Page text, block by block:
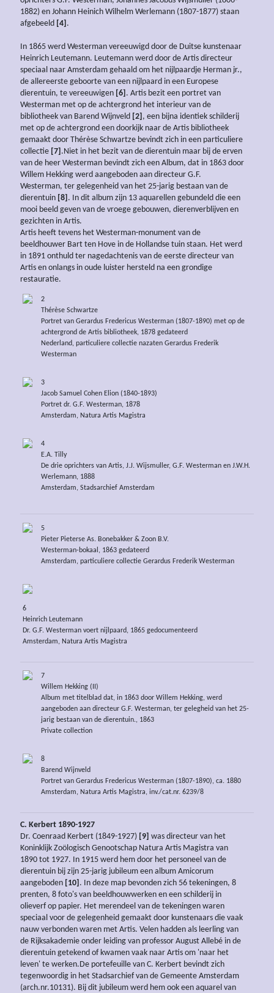
1882) en Johann Heinich Wilhelm Werlemann (1807-1877) staan
afgebeeld [4] .
In 1865 werd Westerman vereeuwigd door de Duitse kunstenaar
Heinrich Leutemann. Leutemann werd door de Artis directeur
speciaal naar Amsterdam gehaald om het nijlpaardje Herman jr.,
de allereerste geboorte van een nijlpaard in een Europese
dierentuin, te vereeuwigen [6] . Artis bezit een portret van
Westerman met op de achtergrond het interieur van de
bibliotheek van Barend Wijnveld [2] , een bijna identiek schilderij
met op de achtergrond een doorkijk naar de Artis bibliotheek
gemaakt door Thérèse Schwartze bevindt zich in een particuliere
collectie [7] .Niet in het bezit van de dierentuin maar bij de erven
van de heer Westerman bevindt zich een Album, dat in 1863 door
Willem Hekking werd aangeboden aan directeur G.F.
Westerman, ter gelegenheid van het 25-jarig bestaan van de
dierentuin [8] . In dit album zijn 13 aquarellen gebundeld die een
mooi beeld geven van de vroege gebouwen, dierenverblijven en
gezichten in Artis.
Artis heeft tevens het Westerman-monument van de
beeldhouwer Bart ten Hove in de Hollandse tuin staan. Het werd
in 1891 onthuld ter nagedachtenis van de eerste directeur van
Artis en onlangs in oude luister hersteld na een grondige
restauratie.
2
Thérèse Schwartze
Portret van Gerardus Fredericus Westerman (1807-1890) met op de
achtergrond de Artis bibliotheek, 1878 gedateerd
Nederland, particuliere collectie nazaten Gerardus Frederik
Westerman
3
Jacob Samuel Cohen Elion (1840-1893)
Portret dr. G.F. Westerman, 1878
Amsterdam, Natura Artis Magistra
4
E.A. Tilly
De drie oprichters van Artis, J.J. Wijsmuller, G.F. Westerman en J.W.H.
Werlemann, 1888
Amsterdam, Stadsarchief Amsterdam
5
Pieter Pieterse As. Bonebakker & Zoon B.V.
Westerman-bokaal, 1863 gedateerd
Amsterdam, particuliere collectie Gerardus Frederik Westerman
6
Heinrich Leutemann
Dr. G.F. Westerman voert nijlpaard, 1865 gedocumenteerd
Amsterdam, Natura Artis Magistra
7
Willem Hekking (II)
Album met titelblad dat, in 1863 door Willem Hekking, werd
aangeboden aan directeur G.F. Westerman, ter gelegheid van het 25-
jarig bestaan van de dierentuin., 1863
Private collection
8
Barend Wijnveld
Portret van Gerardus Fredericus Westerman (1807-1890), ca. 1880
Amsterdam, Natura Artis Magistra, inv./cat.nr. 6239/8
C. Kerbert 1890-1927
Dr. Coenraad Kerbert (1849-1927) [9] was directeur van het
Koninklijk Zoölogisch Genootschap Natura Artis Magistra van
1890 tot 1927. In 1915 werd hem door het personeel van de
dierentuin bij zijn 25-jarig jubileum een album Amicorum
aangeboden [10] . In deze map bevonden zich 56 tekeningen, 8
prenten, 8 foto's van beeldhouwwerken en een schilderij in
olieverf op papier. Het merendeel van de tekeningen waren
speciaal voor de gelegenheid gemaakt door kunstenaars die vaak
nauw verbonden waren met Artis. Velen hadden als leerling van
de Rijksakademie onder leiding van professor August Allebé in de
dierentuin getekend of kwamen vaak naar Artis om 'naar het
leven' te werken.De portefeuille van C. Kerbert bevindt zich
tegenwoordig in het Stadsarchief van de Gemeente Amsterdam
(arch.nr.10131). Bij dit jubileum werd hem ook een aquarel van